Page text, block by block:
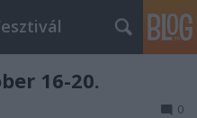
16-20.
0